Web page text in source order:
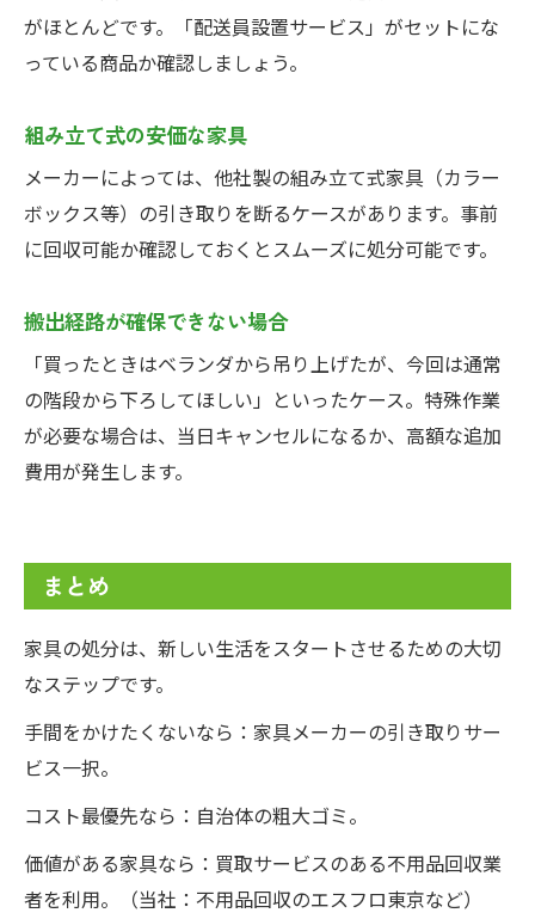
がほとんどです。「配送員設置サービス」がセットにな
っている商品か確認しましょう。
組み立て式の安価な家具
メーカーによっては、他社製の組み立て式家具（カラー
ボックス等）の引き取りを断るケースがあります。事前
に回収可能か確認しておくとスムーズに処分可能です。
搬出経路が確保できない場合
「買ったときはベランダから吊り上げたが、今回は通常
の階段から下ろしてほしい」といったケース。特殊作業
が必要な場合は、当日キャンセルになるか、高額な追加
費用が発生します。
まとめ
家具の処分は、新しい生活をスタートさせるための大切
なステップです。
手間をかけたくないなら：家具メーカーの引き取りサー
ビス一択。
コスト最優先なら：自治体の粗大ゴミ。
価値がある家具なら：買取サービスのある不用品回収業
者を利用。（当社：不用品回収のエスフロ東京など）